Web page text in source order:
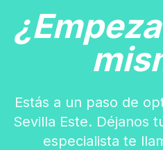
Estás a un paso de
Sevilla Este. Déjanos
especialista te